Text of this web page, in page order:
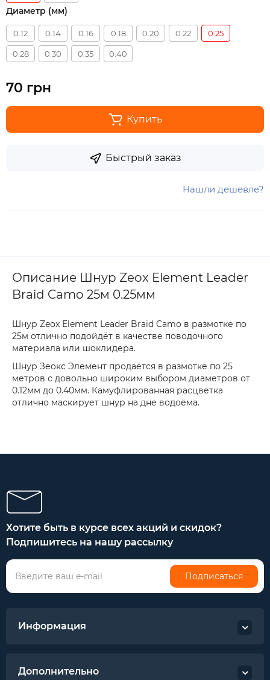
Диаметр (мм)
0.12 0.14 0.16 0.18 0.20 0.22 0.25
0.28 0.30 0.35 0.40
70 грн
Купить
Быстрый заказ
Нашли дешевле?
Описание Шнур Zeox Element Leader
Braid Camo 25м 0.25мм
Шнур Zeox Element Leader Braid Camo в размотке по
25м отлично подойдёт в качестве поводочного
материала или шоклидера.
Шнур Зеокс Элемент продаётся в размотке по 25
метров с довольно широким выбором диаметров от
0.12мм до 0.40мм. Камуфлированная расцветка
отлично маскирует шнур на дне водоёма.
Хотите быть в курсе всех акций и скидок?
Подпишитесь на нашу рассылку
Подписаться
Информация
Дополнительно